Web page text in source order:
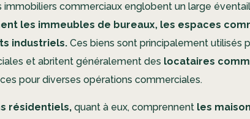
immobiliers commerciaux englobent un large
les immeubles de bureaux, les espaces
industriels. Ces biens sont principalement utilisés
et abritent généralement des locataires
pour diverses opérations commerciales.
résidentiels, quant à eux, comprennent les